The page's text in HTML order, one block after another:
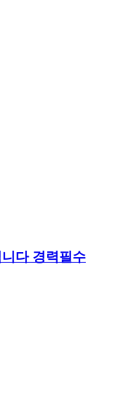
다 경력필수